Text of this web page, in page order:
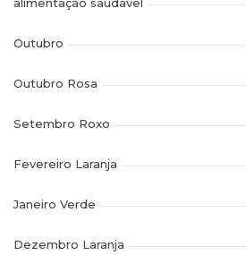
Outubro
Outubro Rosa
Setembro Roxo
Fevereiro Laranja
Janeiro Verde
Dezembro Laranja